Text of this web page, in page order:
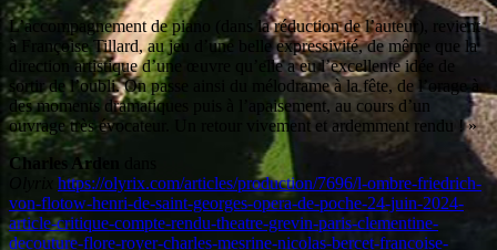
L’accompagnement de piano (dans la réduction de l’auteur), revient
à Françoise Tillard, au jeu d’une belle expressivité, de même que la
direction artistique d’une œuvre qu’elle a eu l’excellente idée de
sortir de l’oubli. On passe ainsi du mélodrame à la fête, de l’orage à
des moments dramatiques puis à l’apaisement, au cours d’un
ouvrage très évocateur. Un retour vivement et ardemment rendu ! »
Charles Arden
https://olyrix.com/articles/production/7696/l-ombre-friedrich-
von-flotow-henri-de-saint-georges-opera-de-poche-24-juin-2024-
article-critique-compte-rendu-theatre-grevin-paris-clementine-
decouture-flore-royer-charles-mesrine-nicolas-bercet-francoise-